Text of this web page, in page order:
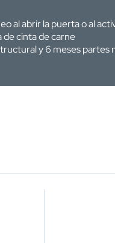
al abrir la puerta o al
de cinta de carne
y 6 meses partes